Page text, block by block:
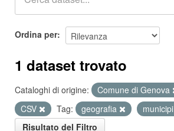
Ordina per
1 dataset trovato
Cataloghi di origine: Comune di Genova
CSV
Tag: geografia municipi
Risultato del Filtro